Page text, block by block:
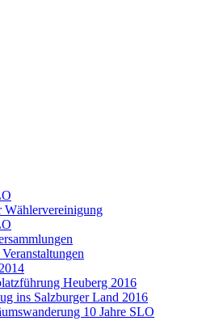
Wählervereinigung
Heuberg 2016
ins Salzburger Land 2016
10 Jahre SLO